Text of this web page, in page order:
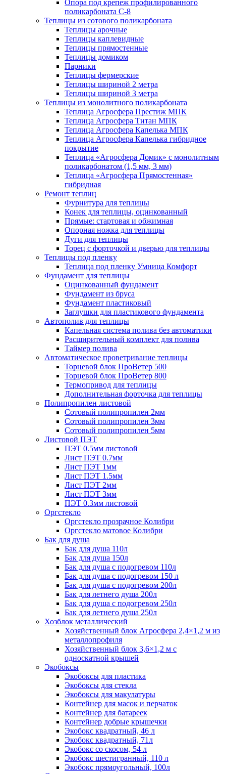
Опора под крепеж профилированного
поликарбоната С-8
Теплицы из сотового поликарбоната
Теплицы арочные
Теплицы каплевидные
Теплицы прямостенные
Теплицы домиком
Парники
Теплицы фермерские
Теплицы шириной 2 метра
Теплицы шириной 3 метра
Теплицы из монолитного поликарбоната
Теплица Агросфера Престиж МПК
Теплица Агросфера Титан МПК
Теплица Агросфера Капелька МПК
Теплица Агросфера Капелька гибридное
покрытие
Теплица «Агросфера Домик» с монолитным
поликарбонатом (1,5 мм, 3 мм)
Теплица «Агросфера Прямостенная»
гибридная
Ремонт теплиц
Фурнитура для теплицы
Конек для теплицы, оцинкованный
Прямые: стартовая и обжимная
Опорная ножка для теплицы
Дуги для теплицы
Торец с форточкой и дверью для теплицы
Теплицы под пленку
Теплица под пленку Умница Комфорт
Фундамент для теплицы
Оцинкованный фундамент
Фундамент из бруса
Фундамент пластиковый
Заглушки для пластикового фундамента
Автополив для теплицы
Капельная система полива без автоматики
Расширительный комплект для полива
Таймер полива
Автоматическое проветривание теплицы
Торцевой блок ПроВетер 500
Торцевой блок ПроВетер 800
Термопривод для теплицы
Дополнительная форточка для теплицы
Полипропилен листовой
Сотовый полипропилен 2мм
Сотовый полипропилен 3мм
Сотовый полипропилен 5мм
Листовой ПЭТ
ПЭТ 0.5мм листовой
Лист ПЭТ 0.7мм
Лист ПЭТ 1мм
Лист ПЭТ 1.5мм
Лист ПЭТ 2мм
Лист ПЭТ 3мм
ПЭТ 0.3мм листовой
Оргстекло
Оргстекло прозрачное Колибри
Оргстекло матовое Колибри
Бак для душа
Бак для душа 110л
Бак для душа 150л
Бак для душа с подогревом 110л
Бак для душа с подогревом 150 л
Бак для душа с подогревом 200л
Бак для летнего душа 200л
Бак для душа с подогревом 250л
Бак для летнего душа 250л
Хозблок металлический
Хозяйственный блок Агросфера 2,4×1,2 м из
металлопрофиля
Хозяйственный блок 3,6×1,2 м с
односкатной крышей
Экобоксы
Экобоксы для пластика
Экобоксы для стекла
Экобоксы для макулатуры
Контейнер для масок и перчаток
Контейнер для батареек
Контейнер добрые крышечки
Экобокс квадратный, 46 л
Экобокс квадратный, 71л
Экобокс со скосом, 54 л
Экобокс шестигранный, 110 л
Экобокс прямоугольный, 100л